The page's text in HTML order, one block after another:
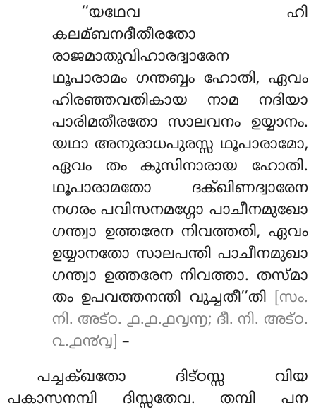
‘‘യഥേവ ഹി
കലമ്ബനദീതീരതോ
രാജമാതുവിഹാരദ്വാരേന
ഥൂപാരാമം ഗന്തബ്ബം ഹോതി, ഏവം
ഹിരഞ്ഞവതികായ നാമ നദിയാ
പാരിമതീരതോ സാലവനം ഉയ്യാനം.
യഥാ അനുരാധപുരസ്സ ഥൂപാരാമോ,
ഏവം തം കുസിനാരായ ഹോതി.
ഥൂപാരാമതോ ദക്ഖിണദ്വാരേന
നഗരം പവിസനമഗ്ഗോ പാചീനമുഖോ
ഗന്ത്വാ ഉത്തരേന നിവത്തതി, ഏവം
ഉയ്യാനതോ സാലപന്തി പാചീനമുഖാ
ഗന്ത്വാ ഉത്തരേന നിവത്താ. തസ്മാ
തം ഉപവത്തനന്തി വുച്ചതീ’’തി
[സം.
നി. അട്ഠ. ൧.൧.൧൮൬; ദീ. നി. അട്ഠ.
൨.൧൯൮] –
പച്ചക്ഖതോ ദിട്ഠസ്സ വിയ
പകാസനമ്പി ദിസ്സതേവ. തമ്പി പന